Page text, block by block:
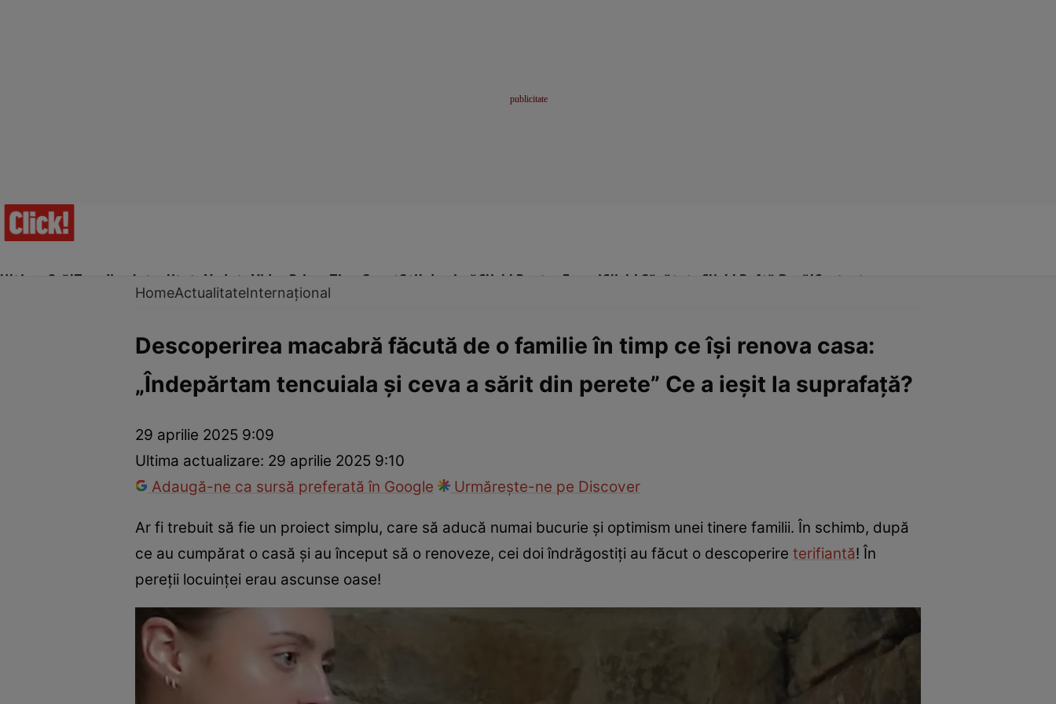
Ultima Oră!Trending Actualitate Vedete Video Prime Time SportStil de viațăClick! Pentru FemeiClick! Sănătate Click! Poftă Bună!Contact
InternaționalFapt diversTehnologieNaționalSport
HomeActualitateInternațional
Descoperirea macabră făcută de o familie în timp ce își renova casa:
„Îndepărtam tencuiala și ceva a sărit din perete” Ce a ieșit la suprafață?
29 aprilie 2025 9:09
Ultima actualizare: 29 aprilie 2025 9:10
Adaugă-ne ca sursă preferată în Google
Urmărește-ne pe Discover
Ar fi trebuit să fie un proiect simplu, care să aducă numai bucurie și optimism unei tinere familii. În schimb, după
ce au cumpărat o casă și au început să o renoveze, cei doi îndrăgostiți au făcut o descoperire terifiantă! În
pereții locuinței erau ascunse oase!